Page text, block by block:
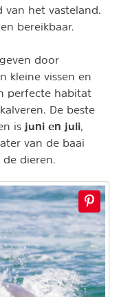
het vasteland.
bereikbaar.
door
kleine vissen en
perfecte habitat
De beste
is juni en juli
van de baai
dieren.